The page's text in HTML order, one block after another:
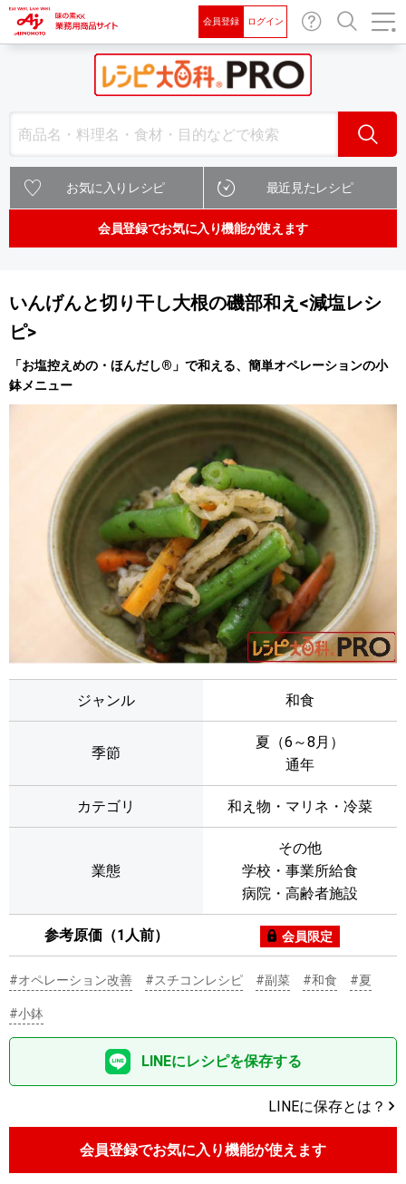
お問
い合
わせ
会員登録 ログイン
検索
お気に入りレシピ 最近見たレシピ
会員登録でお気に入り機能が使えます
いんげんと切り干し大根の磯部和え<減塩レシ
ピ>
「お塩控えめの・ほんだし®」で和える、簡単オペレーションの小
鉢メニュー
ジャンル 和食
季節
夏（6～8月）
通年
カテゴリ 和え物・マリネ・冷菜
業態
その他
学校・事業所給食
病院・高齢者施設
参考原価（1人前） 会員限定
#オペレーション改善 #スチコンレシピ #副菜 #和食 #夏
#小鉢
LINEにレシピを保存する
LINEに保存とは？
会員登録でお気に入り機能が使えます